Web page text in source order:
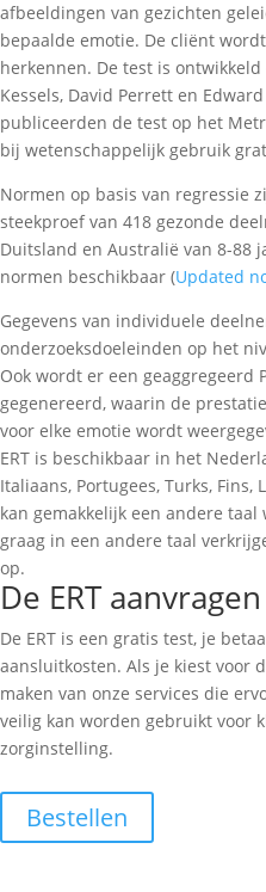
afbeeldingen van gezichten
bepaalde emotie. De cliënt
herkennen. De test is
Kessels, David Perrett en
publiceerden de test op het
bij wetenschappelijk gebruik
Normen op basis van regressie
steekproef van 418 gezonde
Duitsland en Australië van 8-88
normen beschikbaar (Updated
Gegevens van individuele
onderzoeksdoeleinden op het
Ook wordt er een geaggregeerd
gegenereerd, waarin de
voor elke emotie wordt
ERT is beschikbaar in het
Italiaans, Portugees, Turks, Fins,
kan gemakkelijk een andere
graag in een andere taal
op.
De ERT aanvragen
De ERT is een gratis test, je
aansluitkosten. Als je kiest voor
maken van onze services die
veilig kan worden gebruikt voor
zorginstelling.
Bestellen